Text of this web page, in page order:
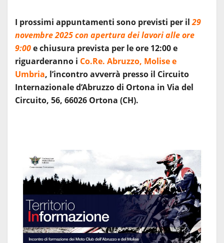
I prossimi appuntamenti sono previsti per il29
novembre2025con apertura dei lavori alle ore
9:00e chiusura prevista per le ore 12:00e
riguarderanno i Co.Re. Abruzzo, Molise e
Umbria, l’incontro avverrà presso il Circuito
Internazionale d’Abruzzo di Ortona in Via del
Circuito, 56, 66026 Ortona (CH).